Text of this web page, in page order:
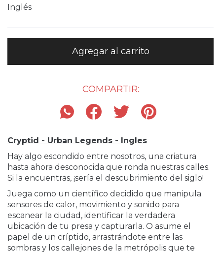
Inglés
COMPARTIR:
Cryptid - Urban Legends - Ingles
Hay algo escondido entre nosotros, una criatura
hasta ahora desconocida que ronda nuestras calles.
Si la encuentras, ¡sería el descubrimiento del siglo!
Juega como un científico decidido que manipula
sensores de calor, movimiento y sonido para
escanear la ciudad, identificar la verdadera
ubicación de tu presa y capturarla. O asume el
papel de un críptido, arrastrándote entre las
sombras y los callejones de la metrópolis que te